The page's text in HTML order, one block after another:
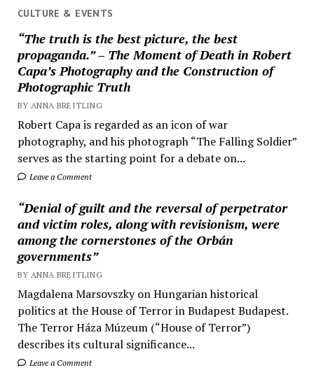
CULTURE & EVENTS
“The truth is the best picture, the best
propaganda.” – The Moment of Death in Robert
Capa’s Photography and the Construction of
Photographic Truth
BY ANNA BREITLING
Robert Capa is regarded as an icon of war
photography, and his photograph “The Falling Soldier”
serves as the starting point for a debate on...
Leave a Comment
“Denial of guilt and the reversal of perpetrator
and victim roles, along with revisionism, were
among the cornerstones of the Orbán
governments”
BY ANNA BREITLING
Magdalena Marsovszky on Hungarian historical
politics at the House of Terror in Budapest Budapest.
The Terror Háza Múzeum (“House of Terror”)
describes its cultural significance...
Leave a Comment